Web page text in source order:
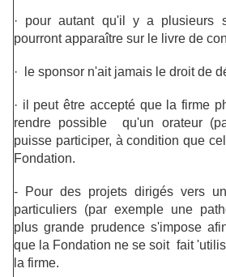
· pour autant qu'il y a plusieurs
pourront apparaître sur le livre de
· le sponsor n'ait jamais le droit de
· il peut être accepté que la firme
rendre possible qu'un orateur
puisse participer, à condition que
Fondation.
- Pour des projets dirigés vers
particuliers (par exemple une
plus grande prudence s'impose
que la Fondation ne se soit fait
la firme.